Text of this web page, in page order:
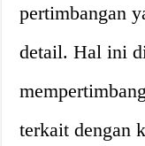
pertimbangan
detail. Hal ini
terkait dengan